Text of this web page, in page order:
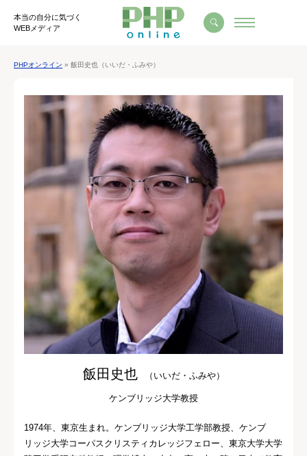
本当の自分に気づく
WEBメディア
PHPオンライン » 飯田史也（いいだ・ふみや）
飯田史也 （いいだ・ふみや）
ケンブリッジ大学教授
1974年、東京生まれ。ケンブリッジ大学工学部教授、ケンブ
リッジ大学コーパスクリスティカレッジフェロー、東京大学大学